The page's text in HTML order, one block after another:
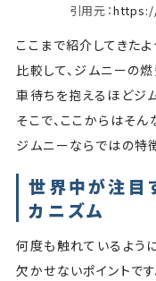
引用元：
ここまで紹介してきた
比較して、ジムニーの
車待ちを抱えるほどジ
そこで、ここからはそ
ジムニーならではの特
世界中が注目
カニズム
何度も触れているよう
欠かせないポイントで